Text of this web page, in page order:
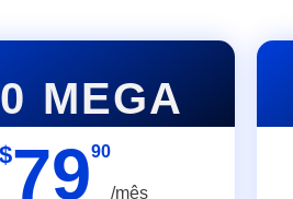
MEGA
7990
/mês